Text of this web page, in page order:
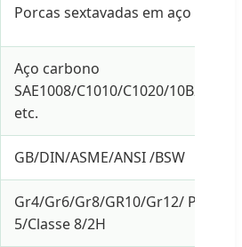
Porcas sextavadas em aço
Aço carbono
SAE1008/C1010/C1020/10B21/
etc.
GB/DIN/ASME/ANSI /BSW
Gr4/Gr6/Gr8/GR10/Gr12/ Porca
5/Classe 8/2H